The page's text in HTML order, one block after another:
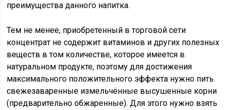
преимущества данного напитка.
Тем не менее, приобретенный в торговой сети
концентрат не содержит витаминов и других полезных
веществ в том количестве, которое имеется в
натуральном продукте, поэтому для достижения
максимального положительного эффекта нужно пить
свежезаваренные измельчённые высушенные корни
(предварительно обжаренные). Для этого нужно взять